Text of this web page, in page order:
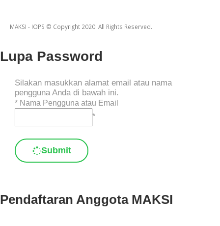
MAKSI - IOPS © Copyright 2020. All Rights Reserved.
Lupa Password
Silakan masukkan alamat email atau nama
pengguna Anda di bawah ini.
* Nama Pengguna atau Email
*
Submit
Pendaftaran Anggota MAKSI